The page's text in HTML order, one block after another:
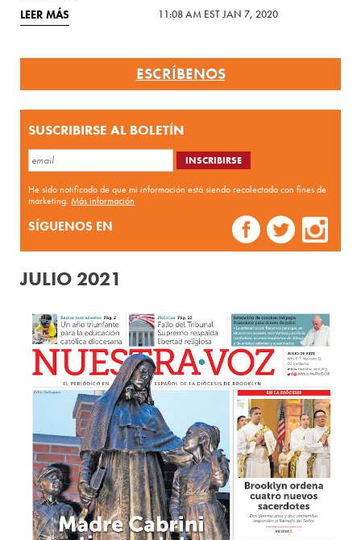
LEER MÁS 11:08 AM EST JAN 7, 2020
ESCRÍBENOS
SUSCRIBIRSE AL BOLETÍN
He sido notificado de que mi información está siendo recolectada con fines de
marketing.Más información
SÍGUENOS EN
JULIO 2021